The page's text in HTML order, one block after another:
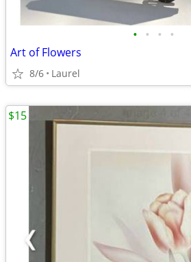
• • • •
Art of Flowers
8/6 Laurel
$15